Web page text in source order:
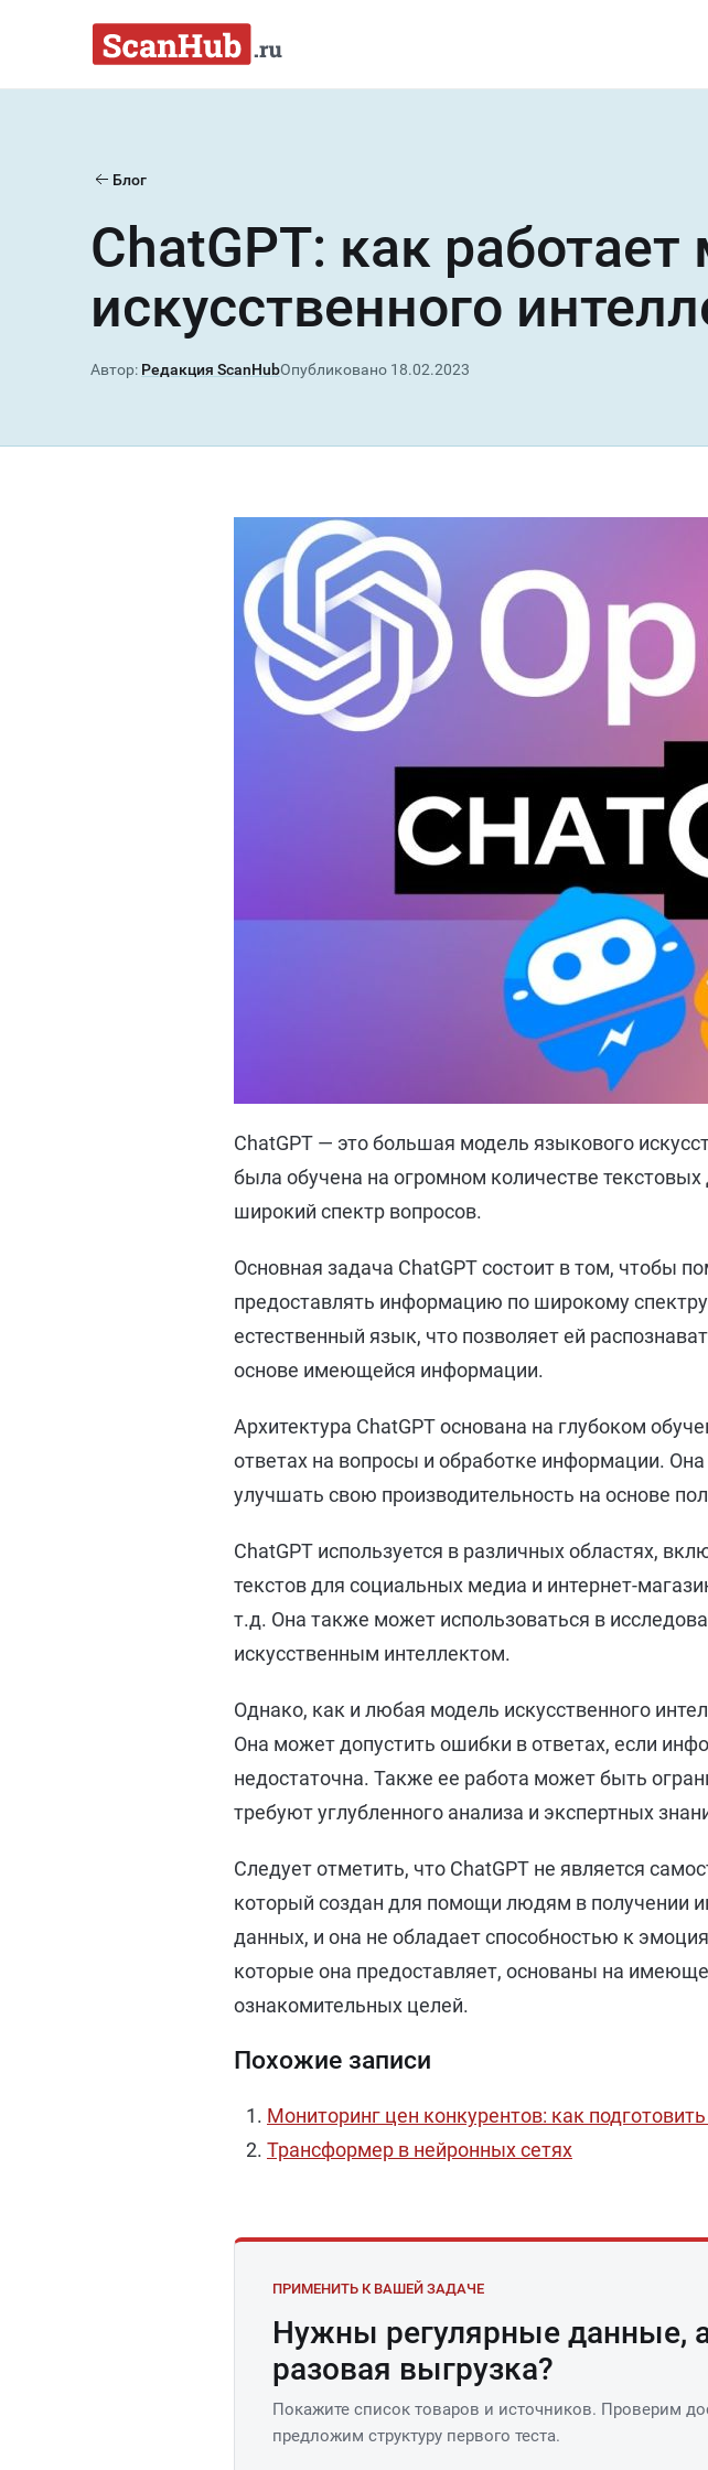
Блог
ChatGPT: как
искусственного
Автор: Редакция ScanHubОпубликовано 18.02.2023
ChatGPT — это большая модель языкового
была обучена на огромном количестве
широкий спектр вопросов.
Основная задача ChatGPT состоит в том, чтобы
предоставлять информацию по широкому
естественный язык, что позволяет ей
основе имеющейся информации.
Архитектура ChatGPT основана на глубоком
ответах на вопросы и обработке информации.
улучшать свою производительность на основе
ChatGPT используется в различных областях,
текстов для социальных медиа и интернет-
т.д. Она также может использоваться в
искусственным интеллектом.
Однако, как и любая модель искусственного
Она может допустить ошибки в ответах, если
недостаточна. Также ее работа может быть
требуют углубленного анализа и экспертных
Следует отметить, что ChatGPT не является
который создан для помощи людям в получении
данных, и она не обладает способностью к
которые она предоставляет, основаны на
ознакомительных целей.
Похожие записи
Мониторинг цен конкурентов: как
Трансформер в нейронных сетях
ПРИМЕНИТЬ К ВАШЕЙ ЗАДАЧЕ
Нужны регулярные данные,
разовая выгрузка?
Покажите список товаров и источников. Проверим
предложим структуру первого теста.